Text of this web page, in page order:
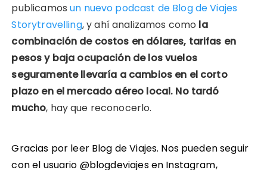
publicamosun nuevo podcast de Blog de Viajes
Storytravelling, y ahí analizamos como la
combinación de costos en dólares, tarifas en
pesos y baja ocupación de los vuelos
seguramente llevaría a cambios en el corto
plazo en el mercado aéreo local. No tardó
mucho, hay que reconocerlo.
Gracias por leer Blog de Viajes. Nos pueden seguir
con el usuario @blogdeviajes en Instagram,